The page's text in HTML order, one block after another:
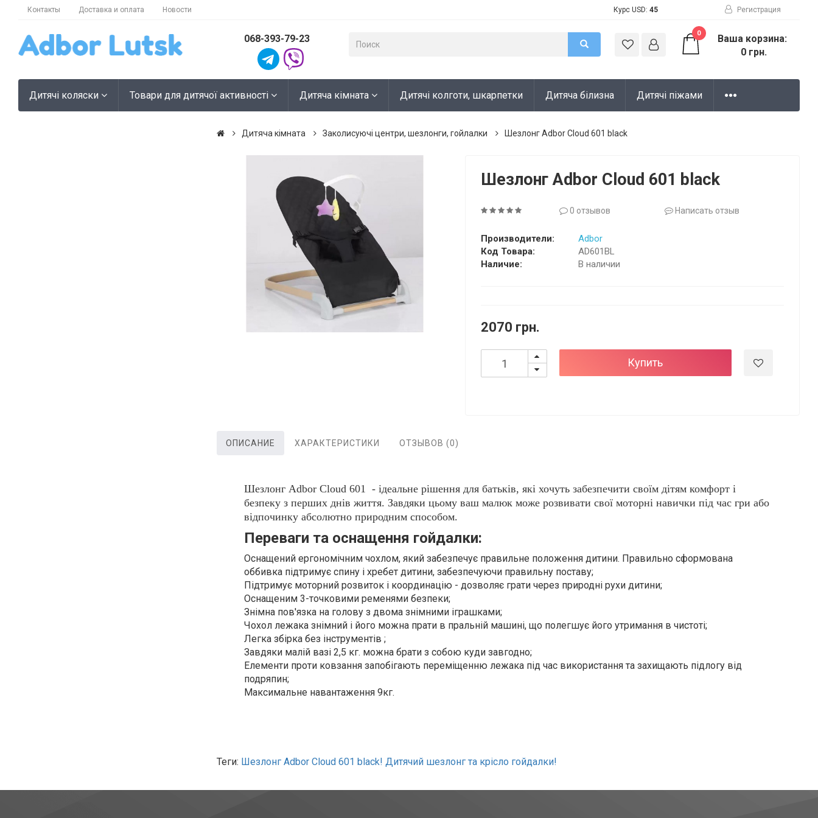
Контакты Доставка и оплата Новости Курс USD: 45 Регистрация
068-393-79-23 0
Ваша корзина:
0 грн.
Дитячі коляски Товари для дитячої активності Дитяча кімната Дитячі колготи, шкарпетки Дитяча білизна Дитячі піжами
Дитяча кімната Заколисуючі центри, шезлонги, гойлалки Шезлонг Adbor Cloud 601 black
Шезлонг Adbor Cloud 601 black
0 отзывов Написать отзыв
Производители:
Adbor
Код Товара:
AD601BL
Наличие:
В наличии
2070 грн.
Купить
ОПИСАНИЕ ХАРАКТЕРИСТИКИ ОТЗЫВОВ (0)
Шезлонг Adbor Cloud 601 - ідеальне рішення для батьків, які хочуть забезпечити своїм дітям комфорт і
безпеку з перших днів життя. Завдяки цьому ваш малюк може розвивати свої моторні навички під час гри або
відпочинку абсолютно природним способом.
Переваги та оснащення гойдалки:
Оснащений ергономічним чохлом, який забезпечує правильне положення дитини. Правильно сформована
оббивка підтримує спину і хребет дитини, забезпечуючи правильну поставу;
Підтримує моторний розвиток і координацію - дозволяє грати через природні рухи дитини;
Оснащеним 3-точковими ременями безпеки;
Знімна пов'язка на голову з двома знімними іграшками;
Чохол лежака знімний і його можна прати в пральній машині, що полегшує його утримання в чистоті;
Легка збірка без інструментів ;
Завдяки малій вазі 2,5 кг. можна брати з собою куди завгодно;
Елементи проти ковзання запобігають переміщенню лежака під час використання та захищають підлогу від
подряпин;
Максимальне навантаження 9кг.
Теги: Шезлонг Adbor Cloud 601 black! Дитячий шезлонг та крісло гойдалки!